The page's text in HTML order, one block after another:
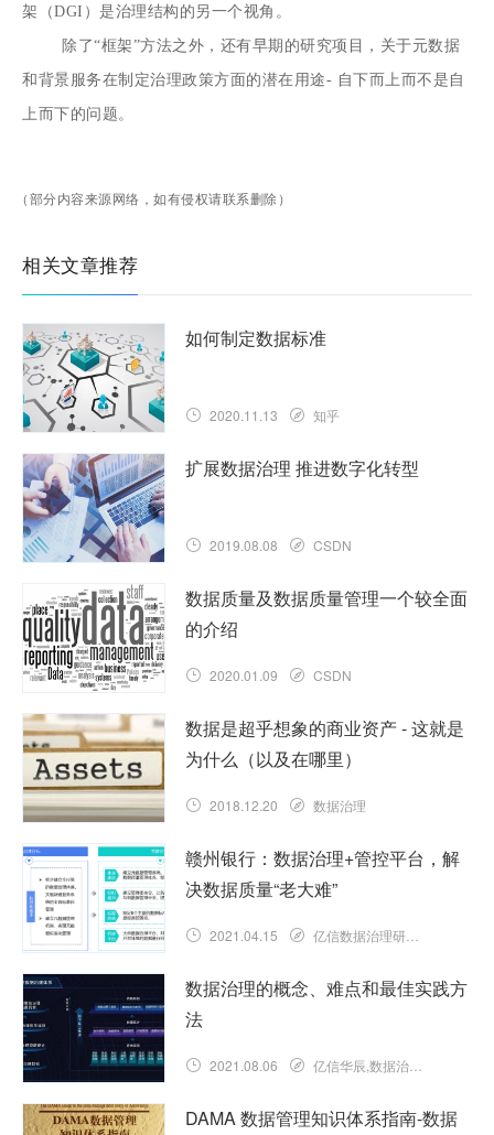
架（DGI）是治理结构的另一个视角。
除了“框架”方法之外，还有早期的研究项目，关于元数据
和背景服务在制定治理政策方面的潜在用途- 自下而上而不是自
上而下的问题。
（部分内容来源网络，如有侵权请联系删除）
相关文章推荐
如何制定数据标准
2020.11.13 知乎
扩展数据治理 推进数字化转型
2019.08.08 CSDN
数据质量及数据质量管理一个较全面
的介绍
2020.01.09 CSDN
数据是超乎想象的商业资产 - 这就是
为什么（以及在哪里）
2018.12.20 数据治理
赣州银行：数据治理+管控平台，解
决数据质量“老大难”
2021.04.15 亿信数据治理研究院
数据治理的概念、难点和最佳实践方
法
2021.08.06 亿信华辰,数据治理的实践方法
DAMA 数据管理知识体系指南-数据